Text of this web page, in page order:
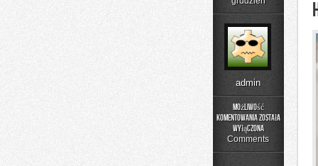
admin
Możliwość
komentowania
osób,
które
posiadają
została
wyłączona
Comments